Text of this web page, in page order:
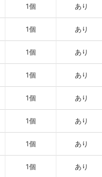
1個 あり
1個 あり
1個 あり
1個 あり
1個 あり
1個 あり
1個 あり
1個 あり